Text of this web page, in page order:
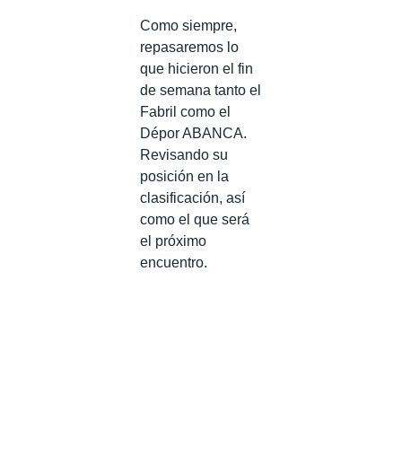
Como siempre,
repasaremos lo
que hicieron el fin
de semana tanto el
Fabril como el
Dépor ABANCA.
Revisando su
posición en la
clasificación, así
como el que será
el próximo
encuentro.